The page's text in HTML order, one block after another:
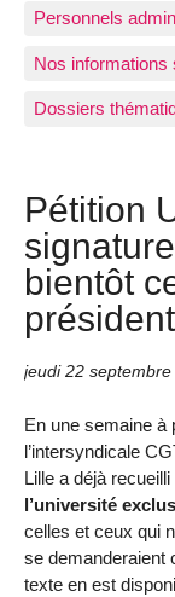
Personnels
Nos informations
Dossiers
Pétition
bientôt
jeudi 22 septembre
En une semaine à
l’intersyndicale
Lille a déjà recueilli
l’université
celles et ceux qui
se demanderaient
texte en est